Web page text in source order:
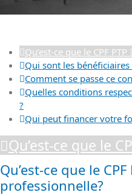
Qu’est-ce que le CPF PTP
Qui sont les
Comment se passe ce
Quelles conditions
?
Qui peut financer votre
Qu’est-ce que le
Qu’est-ce que le
professionnelle?